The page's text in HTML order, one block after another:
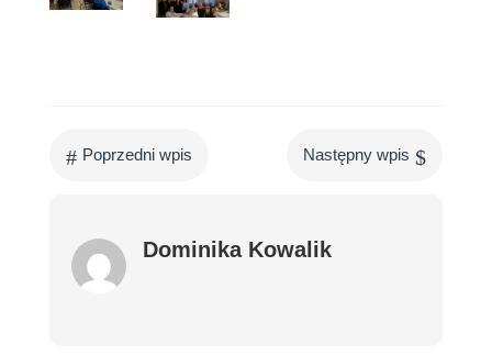
# Poprzedni wpis Następny wpis $
Dominika Kowalik